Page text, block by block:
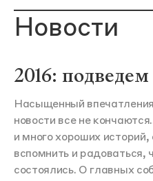
Новости
2016:
Насыщенный
новости все не
и много хороших историй,
вспомнить и радоваться,
состоялись. О главных